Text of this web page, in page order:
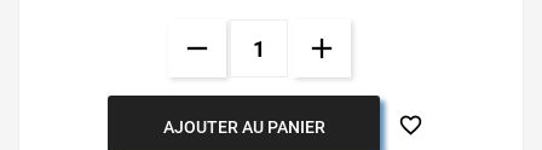
AJOUTER AU PANIER 